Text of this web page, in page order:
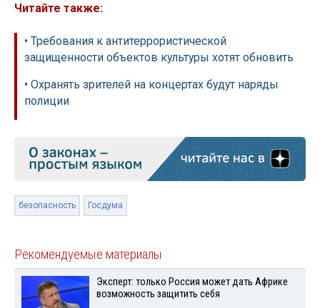
Читайте также:
• Требования к антитеррористической
защищенности объектов культуры хотят обновить
• Охранять зрителей на концертах будут наряды
полиции
безопасность Госдума
Рекомендуемые материалы
Эксперт: только Россия может дать Африке
возможность защитить себя